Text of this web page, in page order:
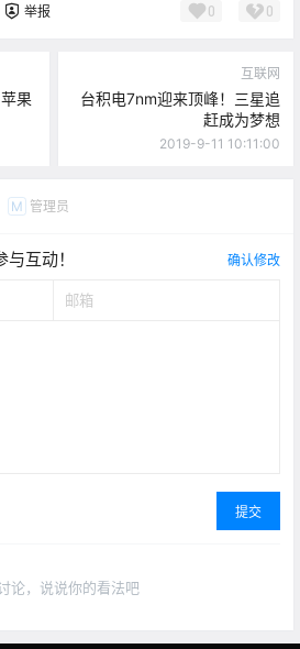
举报 0 0
果
互联网
台积电7nm迎来顶峰！三星追
赶成为梦想
2019-9-11 10:11:00
M 管理员
互动！ 确认修改
提交
论，说说你的看法吧